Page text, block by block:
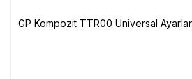
GP Kompozit TTR00 Universal